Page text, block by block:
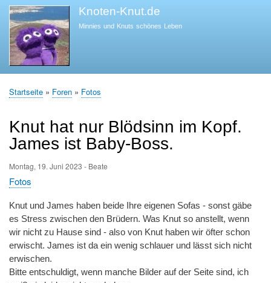
Direkt
Knoten-Knut.de
Minnies und Knuts schönes Leben
Startseite Foren Fotos
Knut hat nur Blödsinn im Kopf.
James ist Baby-Boss.
Montag, 19. Juni 2023 - Beate
Fotos
Knut und James haben beide Ihre eigenen Sofas - sonst gäbe
es Stress zwischen den Brüdern. Was Knut so anstellt, wenn
wir nicht zu Hause sind - also von Knut haben wir öfter schon
erwischt. James ist da ein wenig schlauer und lässt sich nicht
erwischen.
Bitte entschuldigt, wenn manche Bilder auf der Seite sind, ich